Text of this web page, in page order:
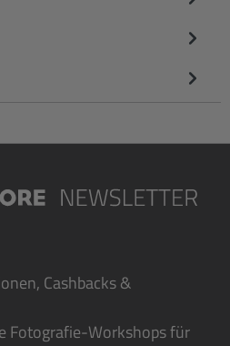
Cashbacks &
Fotografie-Workshops für